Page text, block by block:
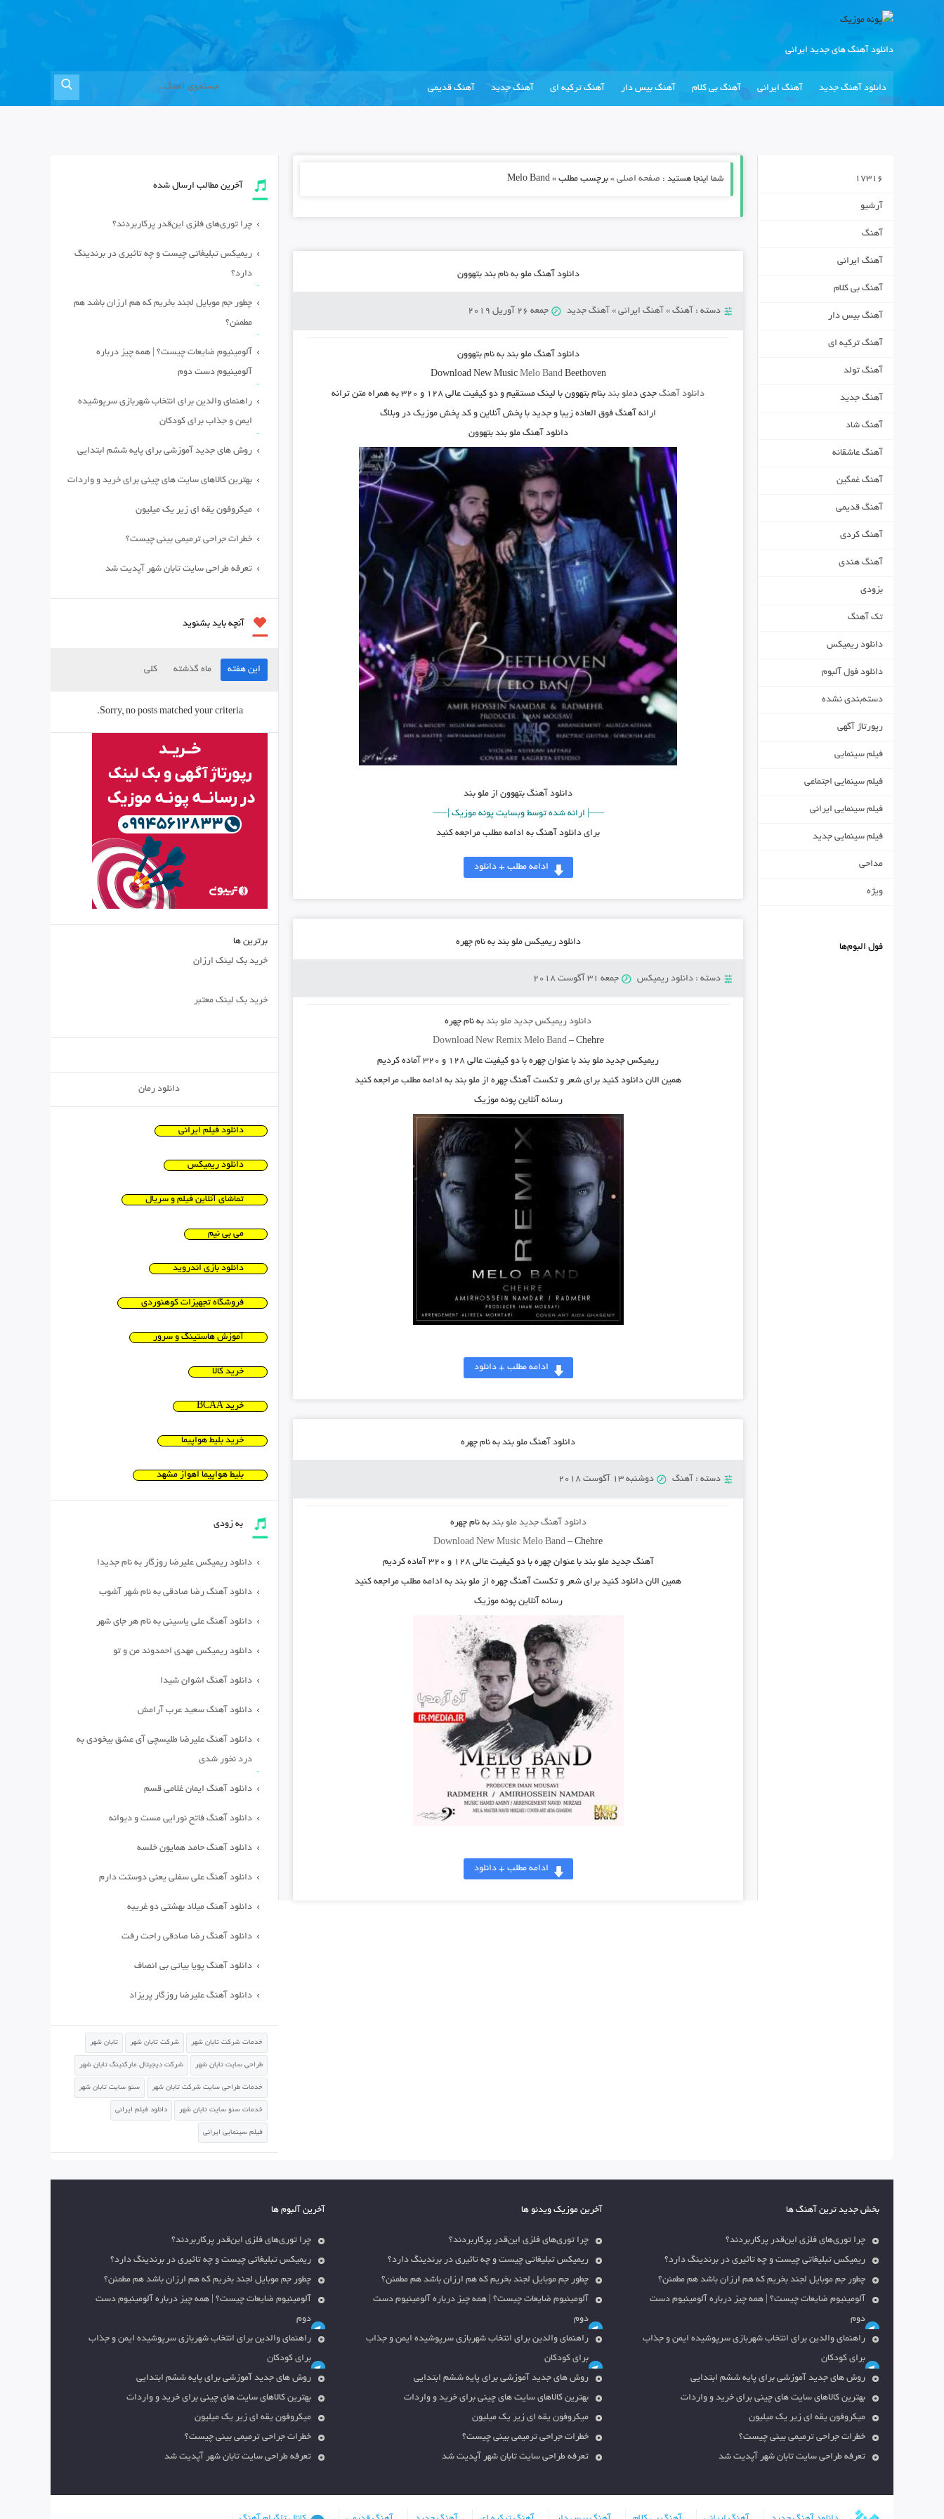
دانلود آهنگ های جدید ایرانی
دانلود آهنگ جدید آهنگ ایرانی آهنگ بی کلام آهنگ بیس دار آهنگ ترکیه ای آهنگ جدید آهنگ قدیمی
شما اینجا هستید : صفحه اصلی» برچسب مطلب » Melo Band
دانلود آهنگ ملو به نام بند بتهوون
دسته : آهنگ» آهنگ ایرانی» آهنگ جدید جمعه 26 آوریل 2019
دانلود آهنگملو بند به نام بتهوون
Download New Music Melo BandBeethoven
دانلود آهنگجدی دملو بند بنامبتهوون با لینک مستقیم و دو کیفیت عالی ۱۲۸ و ۳۲۰ به همراه متن ترانه
ارائه آهنگ فوق العاده زیبا و جدید با پخش آنلاین و کد پخش موزیک در وبلاگ
دانلود آهنگ ملو بند بتهوون
دانلود آهنگبتهوون از ملو بند
—–| ارائه شده توسط وبسایت پونه موزیک |—–
برای دانلود آهنگ به ادامه مطلب مراجعه کنید
ادامه مطلب + دانلود
دانلود ریمیکس ملو بند به نام چهره
دسته : دانلود ریمیکس جمعه 31 آگوست 2018
دانلود ریمیکس جدید ملو بندبه نام چهره
Download New Remix Melo Band– Chehre
ریمیکس جدید ملو بندبا عنوان چهرهبا دو کیفیت عالی ۱۲۸ و ۳۲۰ آماده کردیم
همین الان دانلود کنید برای شعر و تکست آهنگ چهره از ملو بند به ادامه مطلب مراجعه کنید
رسانه آنلاین پونه موزیک
ادامه مطلب + دانلود
دانلود آهنگ ملو بند به نام چهره
دسته : آهنگ دوشنبه 13 آگوست 2018
دانلود آهنگ جدید ملو بند به نامچهره
Download New Music Melo Band –Chehre
آهنگ جدیدملو بند با عنوانچهره با دو کیفیت عالی ۱۲۸ و ۳۲۰ آماده کردیم
همین الان دانلود کنید برای شعر و تکست آهنگ چهره از ملو بند به ادامه مطلب مراجعه کنید
رسانه آنلاین پونه موزیک
ادامه مطلب + دانلود
17316
آرشیو
آهنگ
آهنگ ایرانی
آهنگ بی کلام
آهنگ بیس دار
آهنگ ترکیه ای
آهنگ تولد
آهنگ جدید
آهنگ شاد
آهنگ عاشقانه
آهنگ غمگین
آهنگ قدیمی
آهنگ کردی
آهنگ هندی
بزودی
تک آهنگ
دانلود ریمیکس
دانلود فول آلبوم
دسته‌بندی نشده
رپورتاژ آگهی
فیلم سینمایی
فیلم سینمایی اجتماعی
فیلم سینمایی ایرانی
فیلم سینمایی جدید
مداحی
ویژه
فول البوم‌ها
آخرین مطالب ارسال شده
چرا توری‌های فلزی این‌قدر پرکاربردند؟
ریمیکس تبلیغاتی چیست و چه تاثیری در برندینگ
دارد؟
چطور جم موبایل لجند بخریم که هم ارزان باشد هم
مطمئن؟
آلومینیوم ضایعات چیست؟ | همه چیز درباره
آلومینیوم دست دوم
راهنمای والدین برای انتخاب شهربازی سرپوشیده
ایمن و جذاب برای کودکان
روش های جدید آموزشی برای پایه ششم ابتدایی
بهترین کالاهای سایت های چینی برای خرید و واردات
میکروفون یقه ای زیر یک میلیون
خطرات جراحی ترمیمی بینی چیست؟
تعرفه طراحی سایت تابان شهر آپدیت شد
آنچه باید بشنوید
این هفته ماه گذشته کلی
Sorry, no posts matched your criteria.
برترین ها
خرید بک لینک ارزان
خرید بک لینک معتبر
دانلود رمان
دانلود فیلم ایرانی
دانلود ریمیکس
تماشای آنلاین فیلم و سریال
می بی نیم
دانلود بازی اندروید
فروشگاه تجهیزات کوهنوردی
آموزش هاستینگ و سرور
خرید کالا
خرید BCAA
خرید بلیط هواپیما
بلیط هواپیما اهواز مشهد
به زودی
دانلود ریمیکس علیرضا روزگار به نام جدیدا
دانلود آهنگ رضا صادقی به نام شهر آشوب
دانلود آهنگ علی یاسینی به نام هر جای شهر
دانلود ریمیکس مهدی احمدوند من و تو
دانلود آهنگ اشوان شیدا
دانلود آهنگ سعید عرب آرامش
دانلود آهنگ علیرضا طلیسچی آی عشق بیخودی به
درد نخور شدی
دانلود آهنگ ایمان غلامی قسم
دانلود آهنگ فاتح نورایی مست و دیوانه
دانلود آهنگ حامد همایون خلسه
دانلود آهنگ علی سفلی یعنی دوستت دارم
دانلود آهنگ میلاد بهشتی دو غریبه
دانلود آهنگ رضا صادقی راحت رفت
دانلود آهنگ پویا بیاتی بی انصاف
دانلود آهنگ علیرضا روزگار پریزاد
خدمات شرکت تابان شهر شرکت تابان شهر تابان شهر
طراحی سایت تابان شهر شرکت دیجیتال مارکتینگ تابان شهر
خدمات طراحی سایت شرکت تابان شهر سئو سایت تابان شهر
خدمات سئو سایت تابان شهر دانلود فیلم ایرانی
فیلم سینمایی ایرانی
بخش جدید ترین آهنگ ها
چرا توری‌های فلزی این‌قدر پرکاربردند؟
ریمیکس تبلیغاتی چیست و چه تاثیری در برندینگ دارد؟
چطور جم موبایل لجند بخریم که هم ارزان باشد هم مطمئن؟
آلومینیوم ضایعات چیست؟ | همه چیز درباره آلومینیوم دست
دوم
راهنمای والدین برای انتخاب شهربازی سرپوشیده ایمن و جذاب
برای کودکان
روش های جدید آموزشی برای پایه ششم ابتدایی
بهترین کالاهای سایت های چینی برای خرید و واردات
میکروفون یقه ای زیر یک میلیون
خطرات جراحی ترمیمی بینی چیست؟
تعرفه طراحی سایت تابان شهر آپدیت شد
آخرین موزیک ویدئو ها
چرا توری‌های فلزی این‌قدر پرکاربردند؟
ریمیکس تبلیغاتی چیست و چه تاثیری در برندینگ دارد؟
چطور جم موبایل لجند بخریم که هم ارزان باشد هم مطمئن؟
آلومینیوم ضایعات چیست؟ | همه چیز درباره آلومینیوم دست
دوم
راهنمای والدین برای انتخاب شهربازی سرپوشیده ایمن و جذاب
برای کودکان
روش های جدید آموزشی برای پایه ششم ابتدایی
بهترین کالاهای سایت های چینی برای خرید و واردات
میکروفون یقه ای زیر یک میلیون
خطرات جراحی ترمیمی بینی چیست؟
تعرفه طراحی سایت تابان شهر آپدیت شد
آخرین آلبوم ها
چرا توری‌های فلزی این‌قدر پرکاربردند؟
ریمیکس تبلیغاتی چیست و چه تاثیری در برندینگ دارد؟
چطور جم موبایل لجند بخریم که هم ارزان باشد هم مطمئن؟
آلومینیوم ضایعات چیست؟ | همه چیز درباره آلومینیوم دست
دوم
راهنمای والدین برای انتخاب شهربازی سرپوشیده ایمن و جذاب
برای کودکان
روش های جدید آموزشی برای پایه ششم ابتدایی
بهترین کالاهای سایت های چینی برای خرید و واردات
میکروفون یقه ای زیر یک میلیون
خطرات جراحی ترمیمی بینی چیست؟
تعرفه طراحی سایت تابان شهر آپدیت شد